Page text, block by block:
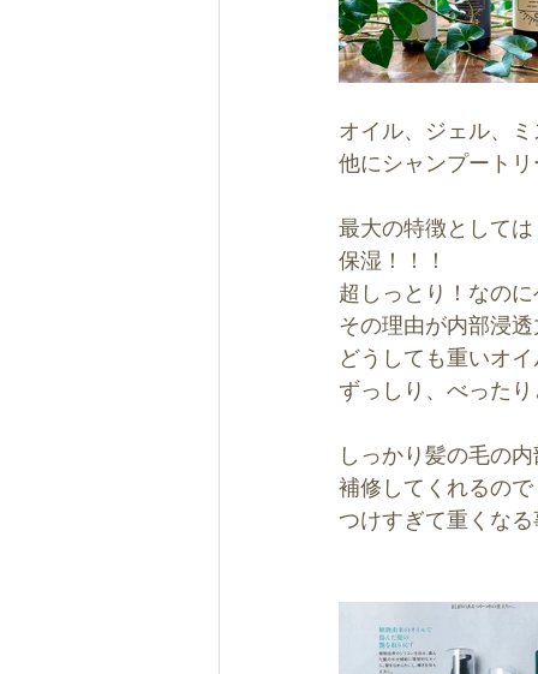
オイル、ジェル、
他にシャンプート
最大の特徴としては
保湿！！！
超しっとり！なの
その理由が内部浸透
どうしても重いオ
ずっしり、べった
しっかり髪の毛の
補修してくれるので
つけすぎて重くな